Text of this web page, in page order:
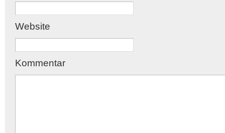
Website
Kommentar